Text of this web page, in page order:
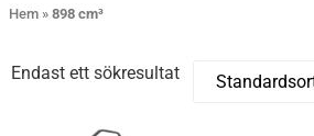
Hem » 898 cm³
Endast ett sökresultat